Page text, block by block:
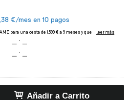
Añadir a Carrito